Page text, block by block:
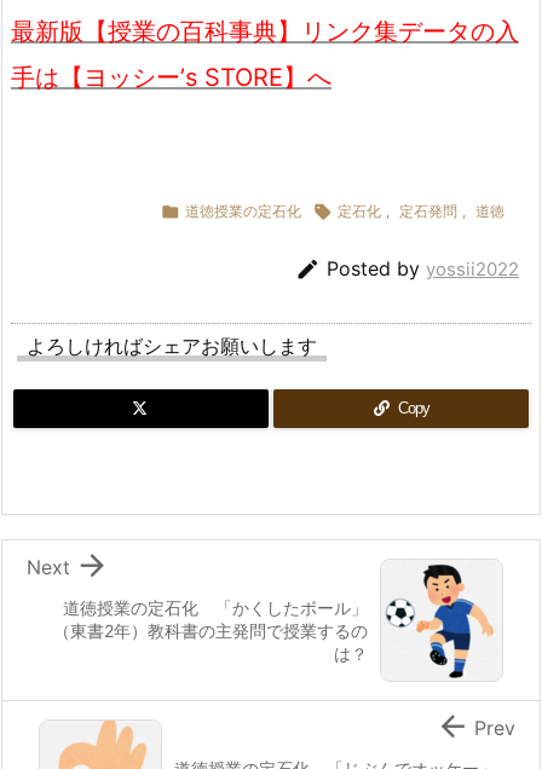
最新版【授業の百科事典】リンク集データの入
手は【ヨッシー’s STORE】へ
 道徳授業の定石化  定石化 定石発問 道徳
 Posted by yossii2022
よろしければシェアお願いします
Copy
道徳授業の定石化 「かくしたボール」
（東書2年）教科書の主発問で授業するの
は？

Next
 Prev